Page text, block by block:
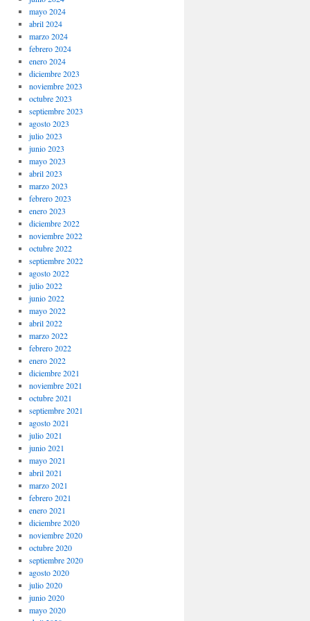
mayo 2024
abril 2024
marzo 2024
febrero 2024
enero 2024
diciembre 2023
noviembre 2023
octubre 2023
septiembre 2023
agosto 2023
julio 2023
junio 2023
mayo 2023
abril 2023
marzo 2023
febrero 2023
enero 2023
diciembre 2022
noviembre 2022
octubre 2022
septiembre 2022
agosto 2022
julio 2022
junio 2022
mayo 2022
abril 2022
marzo 2022
febrero 2022
enero 2022
diciembre 2021
noviembre 2021
octubre 2021
septiembre 2021
agosto 2021
julio 2021
junio 2021
mayo 2021
abril 2021
marzo 2021
febrero 2021
enero 2021
diciembre 2020
noviembre 2020
octubre 2020
septiembre 2020
agosto 2020
julio 2020
junio 2020
mayo 2020